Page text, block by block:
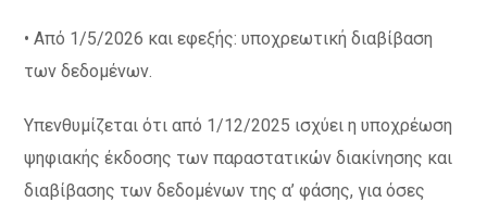
• Από 1/5/2026 και εφεξής: υποχρεωτική διαβίβαση
των δεδομένων.
Υπενθυμίζεται ότι από 1/12/2025 ισχύει η υποχρέωση
ψηφιακής έκδοσης των παραστατικών διακίνησης και
διαβίβασης των δεδομένων της α’ φάσης, για όσες